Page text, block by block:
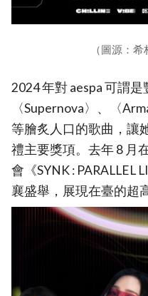
（圖源：
2024 年對 aespa 可謂
〈Supernova〉、〈
等膾炙人口的歌曲，讓
禮主要獎項。去年 8 月
會《SYNK : PARALLEL
襄盛舉，展現在臺的超